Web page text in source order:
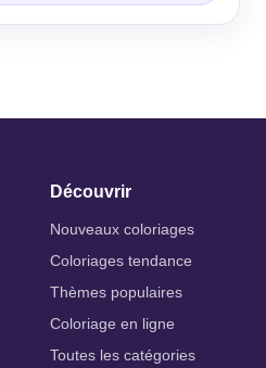
Découvrir
Nouveaux coloriages
Coloriages tendance
Thèmes populaires
Coloriage en ligne
Toutes les catégories